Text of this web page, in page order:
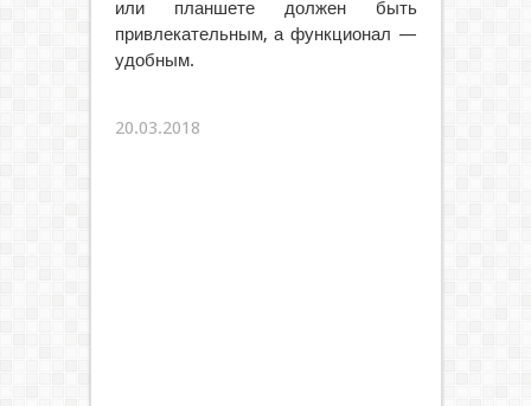
или планшете должен быть
привлекательным, а функционал —
удобным.
20.03.2018